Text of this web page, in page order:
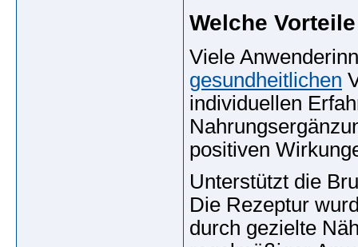
Welche
Viele
gesundheitlichen
individuellen
positiven
Unterstützt die
Die Rezeptur
durch gezielte